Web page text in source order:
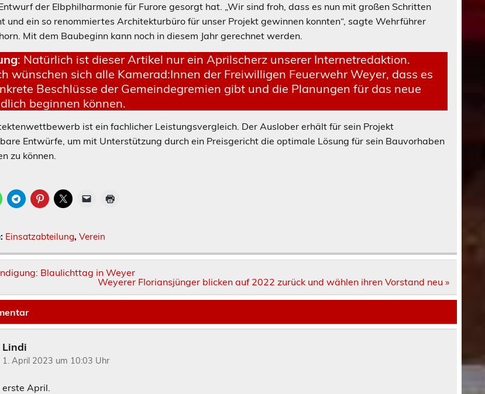
der Elbphilharmonie für Furore gesorgt hat. „Wir sind froh, dass es nun mit großen Schritten
und ein so renommiertes Architekturbüro für unser Projekt gewinnen konnten“, sagte Wehrführer
Mit dem Baubeginn kann noch in diesem Jahr gerechnet werden.
: Natürlich ist dieser Artikel nur ein Aprilscherz unserer Internetredaktion.
wünschen sich alle Kamerad:Innen der Freiwilligen Feuerwehr Weyer, dass es
Beschlüsse der Gemeindegremien gibt und die Planungen für das neue
beginnen können.
ist ein fachlicher Leistungsvergleich. Der Auslober erhält für sein Projekt
Entwürfe, um mit Unterstützung durch ein Preisgericht die optimale Lösung für sein Bauvorhaben
zu können.
Einsatzabteilung, Verein
Blaulichttag in Weyer
Weyerer Floriansjünger blicken auf 2022 zurück und wählen ihren Vorstand neu »
Lindi
1. April 2023 um 10:03 Uhr
April.